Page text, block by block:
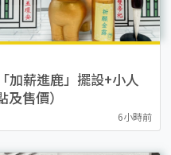
加薪進鹿」擺設+小人
售價）
6小時前